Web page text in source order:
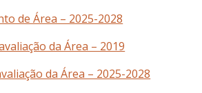
de Área – 2025-2028
da Área – 2019
da Área – 2025-2028